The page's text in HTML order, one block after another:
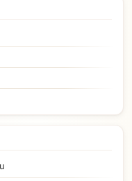
na hlavní obsah